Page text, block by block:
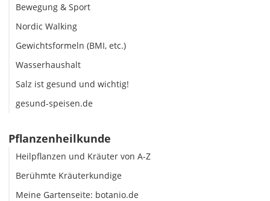
Bewegung & Sport
Nordic Walking
Gewichtsformeln (BMI, etc.)
Wasserhaushalt
Salz ist gesund und wichtig!
gesund-speisen.de
Pflanzenheilkunde
Heilpflanzen und Kräuter von A-Z
Berühmte Kräuterkundige
Meine Gartenseite: botanio.de